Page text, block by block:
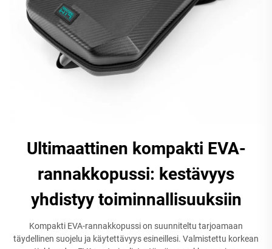
Ultimaattinen kompakti EVA-
rannakkopussi: kestävyys
yhdistyy toiminnallisuuksiin
Kompakti EVA-rannakkopussi on suunniteltu tarjoamaan
täydellinen suojelu ja käytettävyys esineillesi. Valmistettu korkean